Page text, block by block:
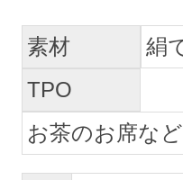
素材
絹
TPO
お茶のお席な